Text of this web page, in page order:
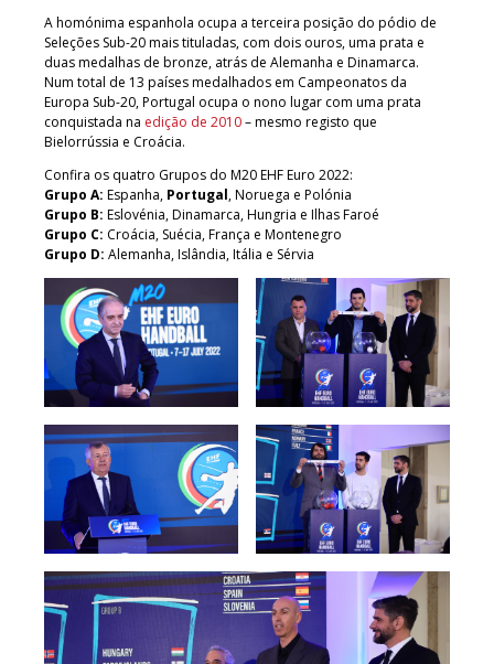
A homónima espanhola ocupa a terceira posição do pódio de
Seleções Sub-20 mais tituladas, com dois ouros, uma prata e
duas medalhas de bronze, atrás de Alemanha e Dinamarca.
Num total de 13 países medalhados em Campeonatos da
Europa Sub-20, Portugal ocupa o nono lugar com uma prata
conquistada na edição de 2010– mesmo registo que
Bielorrússia e Croácia.
Confira os quatro Grupos do M20 EHF Euro 2022:
Grupo A: Espanha, Portugal, Noruega e Polónia
Grupo B: Eslovénia, Dinamarca, Hungria e Ilhas Faroé
Grupo C: Croácia, Suécia, França e Montenegro
Grupo D: Alemanha, Islândia, Itália e Sérvia